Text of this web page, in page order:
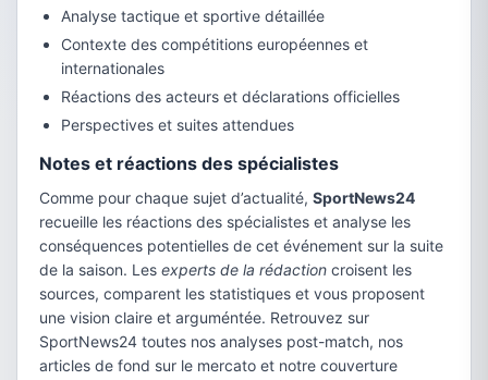
Analyse tactique et sportive détaillée
Contexte des compétitions européennes et
internationales
Réactions des acteurs et déclarations officielles
Perspectives et suites attendues
Notes et réactions des spécialistes
Comme pour chaque sujet d’actualité, SportNews24
recueille les réactions des spécialistes et analyse les
conséquences potentielles de cet événement sur la suite
de la saison. Les experts de la rédaction croisent les
sources, comparent les statistiques et vous proposent
une vision claire et arguméntée. Retrouvez sur
SportNews24 toutes nos analyses post-match, nos
articles de fond sur le mercato et notre couverture